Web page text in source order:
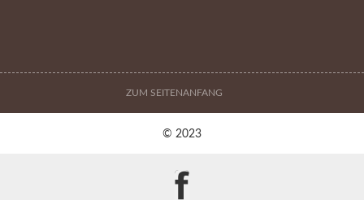
ZUM SEITENANFANG
© 2023